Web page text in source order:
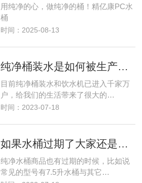
用纯净的心，做纯净的桶！精亿康PC水
桶
时间：2025-08-13
纯净桶装水是如何被生产出来的
目前纯净桶装水和饮水机已进入千家万
户，给我们的生活带来了很大的…
时间：2023-07-18
如果水桶过期了大家还是尽早处理
纯净水桶商品也有过期的时候，比如说
常见的型号有7.5升水桶与其它…